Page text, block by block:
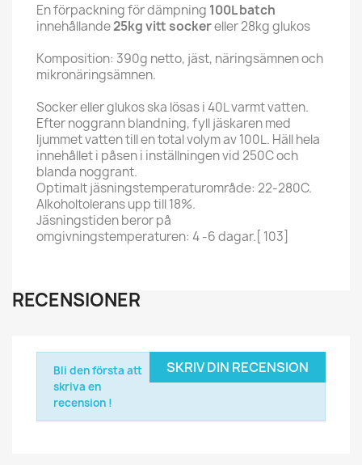
En förpackning för dämpning 100L batch
innehållande25kg vitt sockereller 28kg glukos
Komposition: 390g netto, jäst, näringsämnen och
mikronäringsämnen.
Socker eller glukos ska lösas i 40L varmt vatten.
Efter noggrann blandning, fyll jäskaren med
ljummet vatten till en total volym av 100L. Häll hela
innehållet i påsen i inställningen vid 250C och
blanda noggrant.
Optimalt jäsningstemperaturområde: 22-280C.
Alkoholtolerans upp till 18%.
Jäsningstiden beror på
omgivningstemperaturen: 4 -6 dagar.[ 103]
RECENSIONER
SKRIV DIN RECENSION
Bli den första att
skriva en
recension !